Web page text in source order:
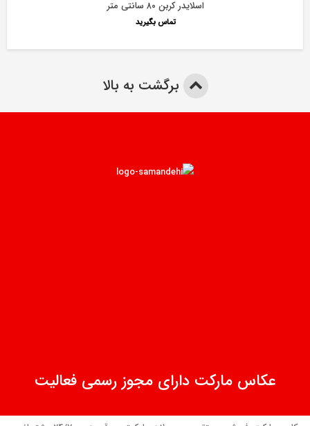
اسلایدر کربن ۸۰ سانتی متر
تماس بگیرید
برگشت به بالا
عکاس مارکت دارای مجوز رسمی فعالیت